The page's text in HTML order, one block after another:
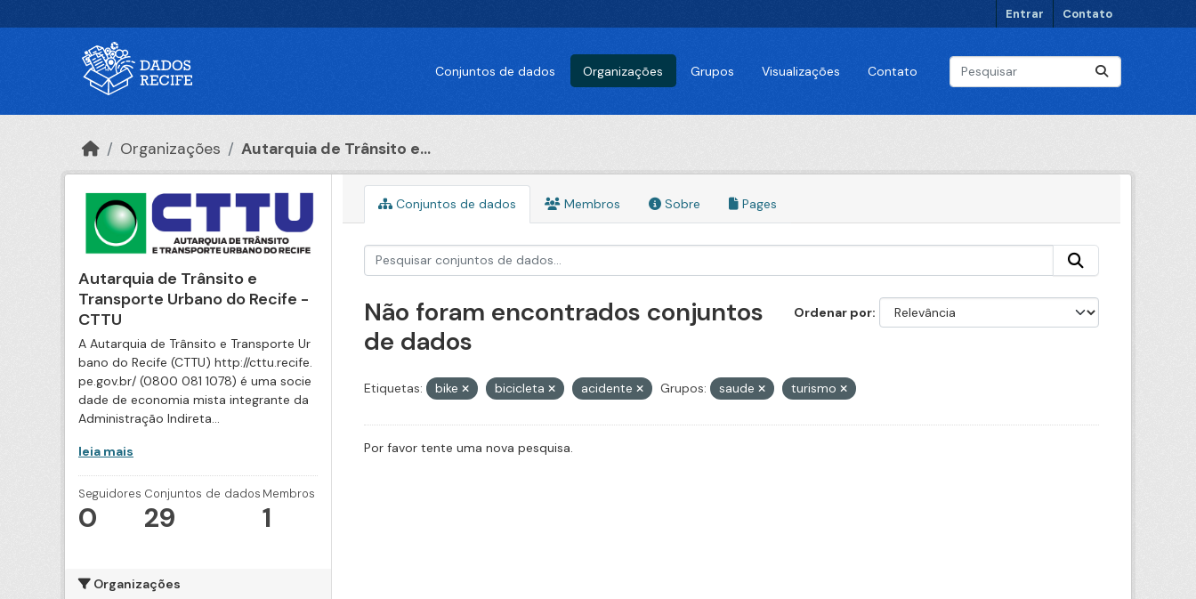
Entrar Contato
Conjuntos de dados Organizações Grupos Visualizações Contato
Organizações Autarquia de Trânsito e...
Autarquia de Trânsito e
Transporte Urbano do Recife -
CTTU
A Autarquia de Trânsito e Transporte Ur
bano do Recife (CTTU) http://cttu.recife.
pe.gov.br/ (0800 081 1078) é uma socie
dade de economia mista integrante da
Administração Indireta...
leia mais
Seguidores
0
Conjuntos de dados
29
Membros
1
Organizações
Conjuntos de dados Membros Sobre Pages
Ordenar por
Não foram encontrados conjuntos
de dados
Etiquetas: bike bicicleta acidente Grupos: saude turismo
Por favor tente uma nova pesquisa.